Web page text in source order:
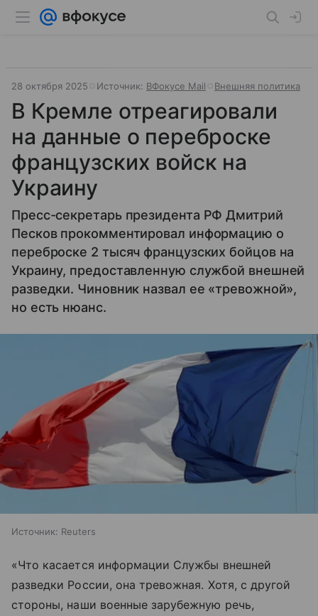
28 октября 2025 Источник: ВФокусе Mail Внешняя политика
В Кремле отреагировали
на данные о переброске
французских войск на
Украину
Пресс-секретарь президента РФ Дмитрий
Песков прокомментировал информацию о
переброске 2 тысяч французских бойцов на
Украину, предоставленную службой внешней
разведки. Чиновник назвал ее «тревожной»,
но есть нюанс.
Источник: Reuters
«Что касается информации Службы внешней
разведки России, она тревожная. Хотя, с другой
стороны, наши военные зарубежную речь,